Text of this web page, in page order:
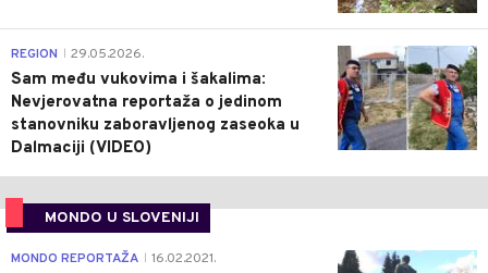
0
REGION 29.05.2026.
Sam među vukovima i šakalima:
Nevjerovatna reportaža o jedinom
stanovniku zaboravljenog zaseoka u
Dalmaciji (VIDEO)
MONDO U SLOVENIJI
4
MONDO REPORTAŽA 16.02.2021.